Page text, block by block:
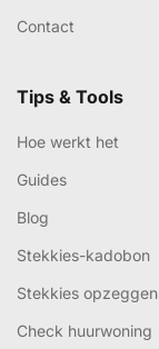
Contact
Tips & Tools
Hoe werkt het
Guides
Blog
Stekkies-kadobon
Stekkies opzeggen
Check huurwoning